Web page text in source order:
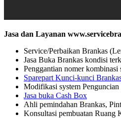
Jasa dan Layanan
Service/Perbaikan Brankas
Jasa Buka Brankas kondisi
Penggantian nomer kombinasi
Sparepart Kunci-kunci
Modifikasi system Penguncian
Jasa buka Cash Box
Ahli pemindahan Brankas,
Konsultasi pembuatan Ruang